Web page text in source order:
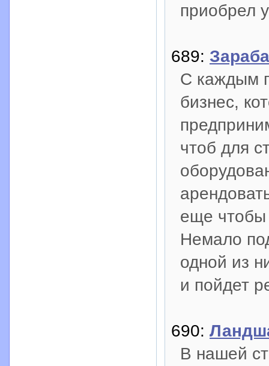
приобрел
689:
С каждым
бизнес,
чтоб для
еще чтобы
Немало
одной из
и пойдет
690:
В нашей